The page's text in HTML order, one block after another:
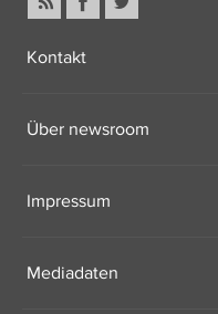
Kontakt
Über newsroom
Impressum
Mediadaten